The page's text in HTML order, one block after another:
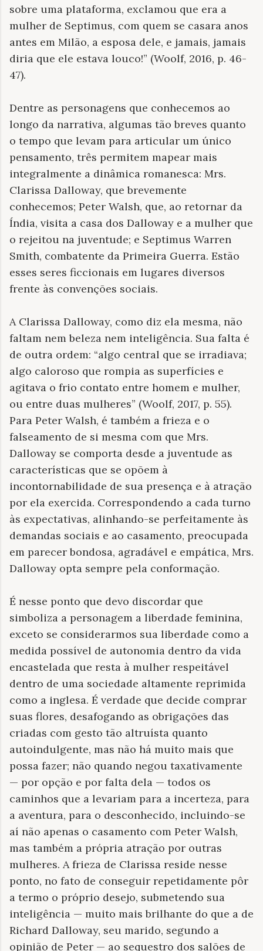
sobre uma plataforma, exclamou que era a
mulher de Septimus, com quem se casara anos
antes em Milão, a esposa dele, e jamais, jamais
diria que ele estava louco!” (Woolf, 2016, p. 46-
47).
Dentre as personagens que conhecemos ao
longo da narrativa, algumas tão breves quanto
o tempo que levam para articular um único
pensamento, três permitem mapear mais
integralmente a dinâmica romanesca: Mrs.
Clarissa Dalloway, que brevemente
conhecemos; Peter Walsh, que, ao retornar da
Índia, visita a casa dos Dalloway e a mulher que
o rejeitou na juventude; e Septimus Warren
Smith, combatente da Primeira Guerra. Estão
esses seres ficcionais em lugares diversos
frente às convenções sociais.
A Clarissa Dalloway, como diz ela mesma, não
faltam nem beleza nem inteligência. Sua falta é
de outra ordem: “algo central que se irradiava;
algo caloroso que rompia as superfícies e
agitava o frio contato entre homem e mulher,
ou entre duas mulheres” (Woolf, 2017, p. 55).
Para Peter Walsh, é também a frieza e o
falseamento de si mesma com que Mrs.
Dalloway se comporta desde a juventude as
características que se opõem à
incontornabilidade de sua presença e à atração
por ela exercida. Correspondendo a cada turno
às expectativas, alinhando-se perfeitamente às
demandas sociais e ao casamento, preocupada
em parecer bondosa, agradável e empática, Mrs.
Dalloway opta sempre pela conformação.
É nesse ponto que devo discordar que
simboliza a personagem a liberdade feminina,
exceto se considerarmos sua liberdade como a
medida possível de autonomia dentro da vida
encastelada que resta à mulher respeitável
dentro de uma sociedade altamente reprimida
como a inglesa. É verdade que decide comprar
suas flores, desafogando as obrigações das
criadas com gesto tão altruísta quanto
autoindulgente, mas não há muito mais que
possa fazer; não quando negou taxativamente
— por opção e por falta dela — todos os
caminhos que a levariam para a incerteza, para
a aventura, para o desconhecido, incluindo-se
aí não apenas o casamento com Peter Walsh,
mas também a própria atração por outras
mulheres. A frieza de Clarissa reside nesse
ponto, no fato de conseguir repetidamente pôr
a termo o próprio desejo, submetendo sua
inteligência — muito mais brilhante do que a de
Richard Dalloway, seu marido, segundo a
opinião de Peter — ao sequestro dos salões de